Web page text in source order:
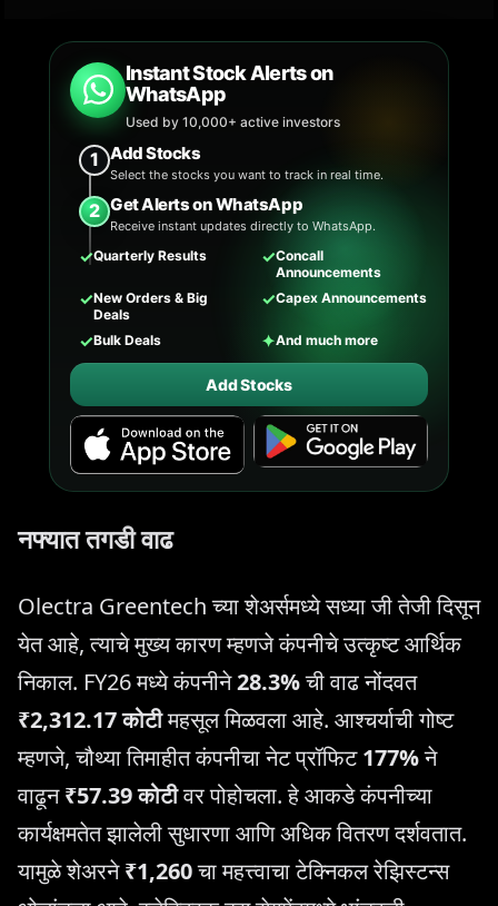
Instant Stock Alerts on
WhatsApp
Used by 10,000+ active investors
1 Add Stocks
Select the stocks you want to track in real time.
2 Get Alerts on WhatsApp
Receive instant updates directly to WhatsApp.
✓Quarterly Results ✓Concall
Announcements
✓New Orders & Big
Deals
✓Capex Announcements
✓Bulk Deals ✦And much more
Add Stocks
नफ्यात तगडी वाढ
Olectra Greentech च्या शेअर्समध्ये सध्या जी तेजी दिसून
येत आहे, त्याचे मुख्य कारण म्हणजे कंपनीचे उत्कृष्ट आर्थिक
निकाल. FY26 मध्ये कंपनीने28.3%ची वाढ नोंदवत
₹2,312.17 कोटीमहसूल मिळवला आहे. आश्चर्याची गोष्ट
म्हणजे, चौथ्या तिमाहीत कंपनीचा नेट प्रॉफिट177%ने
वाढून₹57.39 कोटीवर पोहोचला. हे आकडे कंपनीच्या
कार्यक्षमतेत झालेली सुधारणा आणि अधिक वितरण दर्शवतात.
यामुळे शेअरने₹1,260चा महत्त्वाचा टेक्निकल रेझिस्टन्स